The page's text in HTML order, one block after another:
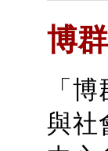
博
「
與社